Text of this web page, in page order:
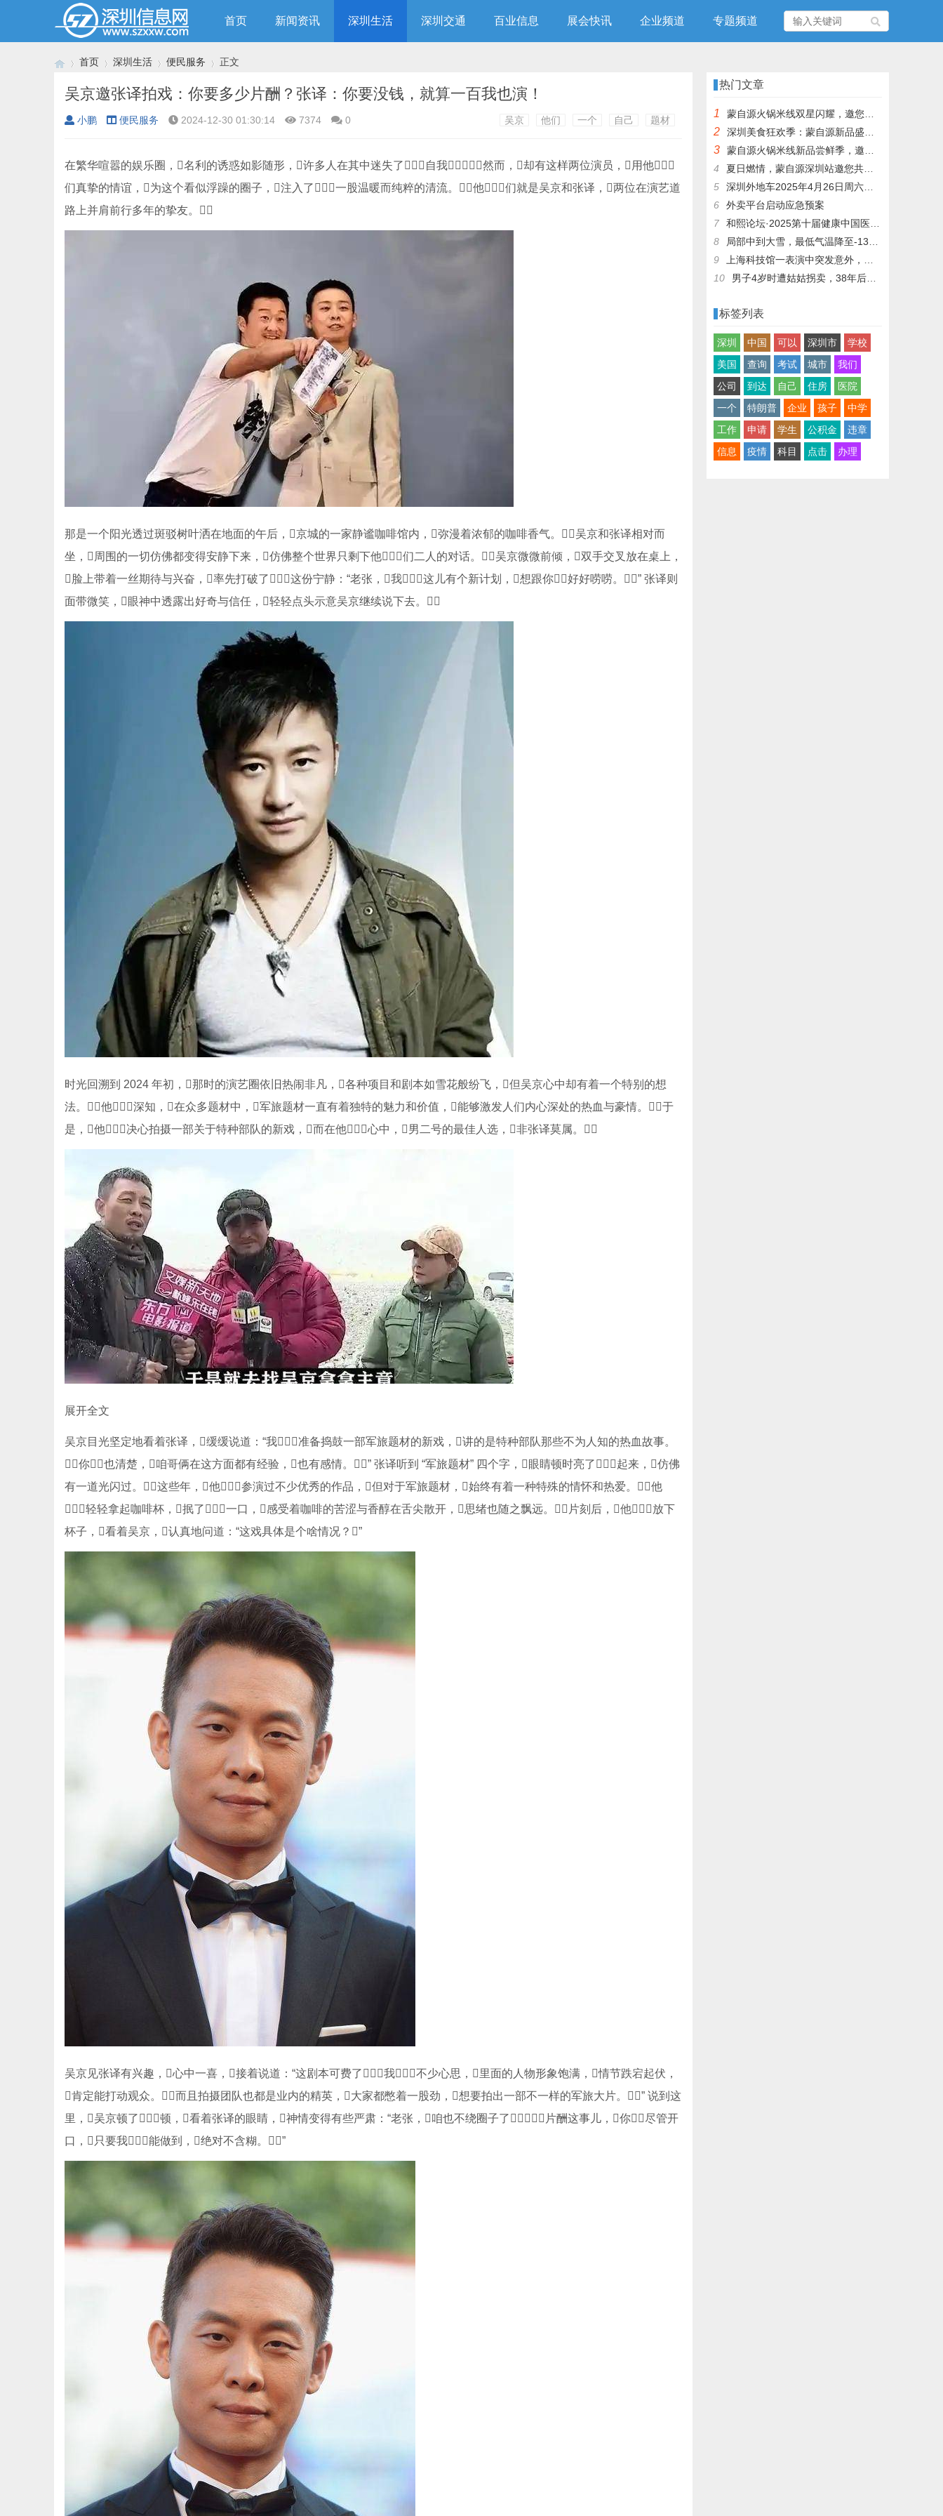
首页 新闻资讯 深圳生活 深圳交通 百业信息 展会快讯 企业频道 专题频道
›
首页 深圳生活
›
便民服务
›
正文
吴京邀张译拍戏：你要多少片酬？张译：你要没钱，就算一百我也演！
小鹏 便民服务 2024-12-30 01:30:14 7374 0 吴京 他们 一个 自己 题材
在繁华喧嚣的娱乐圈，名利的诱惑如影随形，许多人在其中迷失了自我，然而，却有这样两位演员，用他
们真挚的情谊，为这个看似浮躁的圈子，注入了一股温暖而纯粹的清流。他们就是吴京和张译，两位在演艺道
路上并肩前行多年的挚友。
那是一个阳光透过斑驳树叶洒在地面的午后，京城的一家静谧咖啡馆内，弥漫着浓郁的咖啡香气。吴京和张译相对而
坐，周围的一切仿佛都变得安静下来，仿佛整个世界只剩下他们二人的对话。吴京微微前倾，双手交叉放在桌上，
脸上带着一丝期待与兴奋，率先打破了这份宁静：“老张，我这儿有个新计划，想跟你好好唠唠。” 张译则
面带微笑，眼神中透露出好奇与信任，轻轻点头示意吴京继续说下去。
时光回溯到 2024 年初，那时的演艺圈依旧热闹非凡，各种项目和剧本如雪花般纷飞，但吴京心中却有着一个特别的想
法。他深知，在众多题材中，军旅题材一直有着独特的魅力和价值，能够激发人们内心深处的热血与豪情。于
是，他决心拍摄一部关于特种部队的新戏，而在他心中，男二号的最佳人选，非张译莫属。
展开全文
吴京目光坚定地看着张译，缓缓说道：“我准备捣鼓一部军旅题材的新戏，讲的是特种部队那些不为人知的热血故事。
你也清楚，咱哥俩在这方面都有经验，也有感情。” 张译听到 “军旅题材” 四个字，眼睛顿时亮了起来，仿佛
有一道光闪过。这些年，他参演过不少优秀的作品，但对于军旅题材，始终有着一种特殊的情怀和热爱。他
轻轻拿起咖啡杯，抿了一口，感受着咖啡的苦涩与香醇在舌尖散开，思绪也随之飘远。片刻后，他放下
杯子，看着吴京，认真地问道：“这戏具体是个啥情况？”
吴京见张译有兴趣，心中一喜，接着说道：“这剧本可费了我不少心思，里面的人物形象饱满，情节跌宕起伏，
肯定能打动观众。而且拍摄团队也都是业内的精英，大家都憋着一股劲，想要拍出一部不一样的军旅大片。” 说到这
里，吴京顿了顿，看着张译的眼睛，神情变得有些严肃：“老张，咱也不绕圈子了，片酬这事儿，你尽管开
口，只要我能做到，绝对不含糊。”
热门文章
1 蒙自源火锅米线双星闪耀，邀您共享辣爽夏日盛宴！
2 深圳美食狂欢季：蒙自源新品盛宴邀您品尝
3
蒙自源火锅米线新品尝鲜季，邀您共享味蕾盛宴！
4
夏日燃情，蒙自源深圳站邀您共赴美食盛宴！
5
深圳外地车2025年4月26日周六限行吗
6
外卖平台启动应急预案
7
和熙论坛·2025第十届健康中国医药连锁发展论坛在泰州举办
8
局部中到大雪，最低气温降至-13℃，济南今冬的第一场雪，或跟去年同一时间！
9
上海科技馆一表演中突发意外，机器人从高处坠落摔毁
10
男子4岁时遭姑姑拐卖，38年后终回家认亲！聋哑父母苦寻多年，母亲已抱憾离世丨红星寻人
标签列表
深圳 中国 可以 深圳市
学校
美国
查询 考试 城市
我们
公司
到达 自己 住房
医院
一个
特朗普 企业 孩子
中学
工作
申请 学生 公积金
违章
信息
疫情 科目 点击 办理